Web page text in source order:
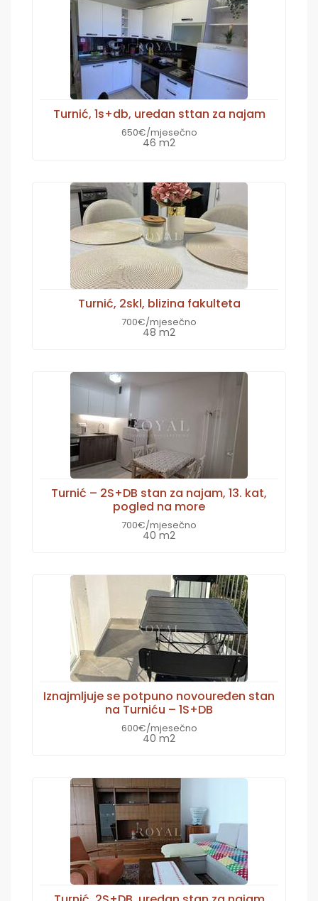
Turnić, 1s+db, uredan sttan za najam
650€/mjesečno
46 m2
Turnić, 2skl, blizina fakulteta
700€/mjesečno
48 m2
Turnić – 2S+DB stan za najam, 13. kat,
pogled na more
700€/mjesečno
40 m2
Iznajmljuje se potpuno novouređen stan
na Turniću – 1S+DB
600€/mjesečno
40 m2